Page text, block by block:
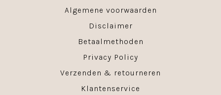
Algemene voorwaarden
Disclaimer
Betaalmethoden
Privacy Policy
Verzenden & retourneren
Klantenservice